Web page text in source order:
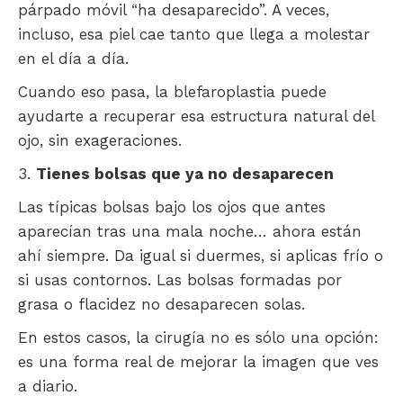
párpado móvil “ha desaparecido”. A veces,
incluso, esa piel cae tanto que llega a molestar
en el día a día.
Cuando eso pasa, la blefaroplastia puede
ayudarte a recuperar esa estructura natural del
ojo, sin exageraciones.
Tienes bolsas que ya no desaparecen
Las típicas bolsas bajo los ojos que antes
aparecían tras una mala noche… ahora están
ahí siempre. Da igual si duermes, si aplicas frío o
si usas contornos. Las bolsas formadas por
grasa o flacidez no desaparecen solas.
En estos casos, la cirugía no es sólo una opción:
es una forma real de mejorar la imagen que ves
a diario.